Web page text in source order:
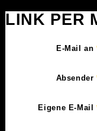
LINK PER
E-Mail an
Absender
Eigene E-Mail